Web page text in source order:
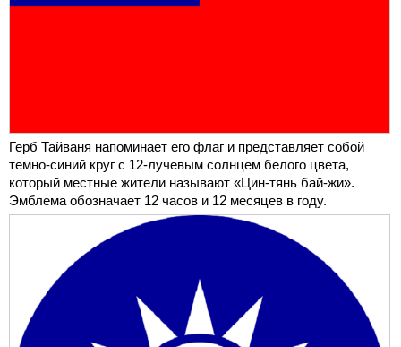
Герб Тайваня напоминает его флаг и представляет собой
темно-синий круг с 12-лучевым солнцем белого цвета,
который местные жители называют «Цин-тянь бай-жи».
Эмблема обозначает 12 часов и 12 месяцев в году.